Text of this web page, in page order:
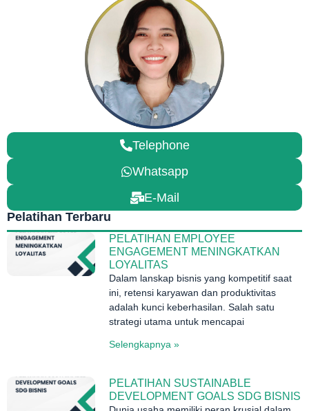
Telephone
Whatsapp
E-Mail
Pelatihan Terbaru
PELATIHAN EMPLOYEE
ENGAGEMENT MENINGKATKAN
LOYALITAS
Dalam lanskap bisnis yang kompetitif saat
ini, retensi karyawan dan produktivitas
adalah kunci keberhasilan. Salah satu
strategi utama untuk mencapai
Selengkapnya »
PELATIHAN SUSTAINABLE
DEVELOPMENT GOALS SDG BISNIS